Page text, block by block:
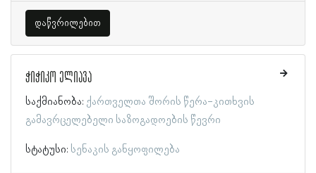
დაწვრილებით
ჭიჭიკო ელიავა
საქმიანობა: ქართველთა შორის წერა-კითხვის
გამავრცელებელი საზოგადოების წევრი
სტატუსი: სენაკის განყოფილება